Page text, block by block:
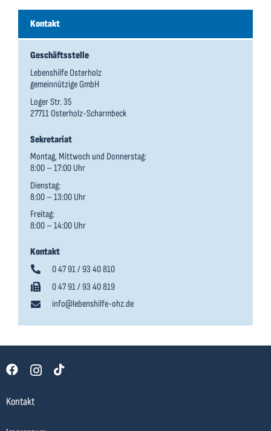
Kontakt
Geschäftsstelle
Lebenshilfe Osterholz
gemeinnützige GmbH
Loger Str. 35
27711 Osterholz-Scharmbeck
Sekretariat
Montag, Mittwoch und Donnerstag:
8:00 – 17:00 Uhr
Dienstag:
8:00 – 13:00 Uhr
Freitag:
8:00 – 14:00 Uhr
Kontakt
0 47 91 / 93 40 810
0 47 91 / 93 40 819
info@lebenshilfe-ohz.de
Kontakt